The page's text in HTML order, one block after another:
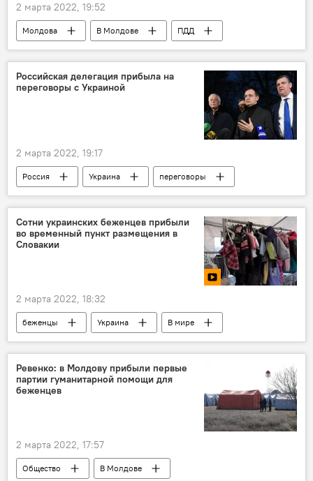
2 марта 2022, 19:52
Молдова В Молдове
ПДД
правила дорожного движения
Российская делегация прибыла на
переговоры с Украиной
2 марта 2022, 19:17
Россия Украина
переговоры
Спецоперация России по защите Донбасса
Сотни украинских беженцев прибыли
во временный пункт размещения в
Словакии
2 марта 2022, 18:32
беженцы Украина
В мире
Словакия
Мультимедиа Видео
Ревенко: в Молдову прибыли первые
партии гуманитарной помощи для
беженцев
2 марта 2022, 17:57
Общество
В Молдове